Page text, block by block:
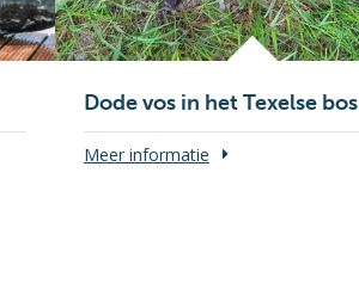
Dode vos in het Texelse bos
Meer informatie